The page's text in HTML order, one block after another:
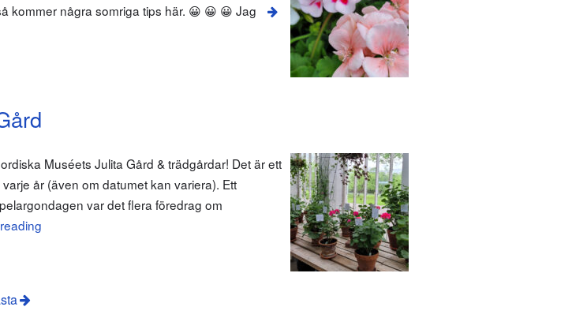
kommer några somriga tips här. 😀 😀 😀 Jag
Muséets Julita Gård & trädgårdar! Det är ett
år (även om datumet kan variera). Ett
var det flera föredrag om